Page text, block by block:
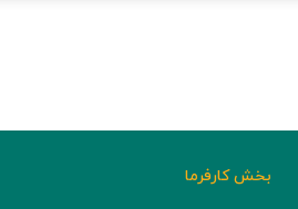
بخش کارفرما